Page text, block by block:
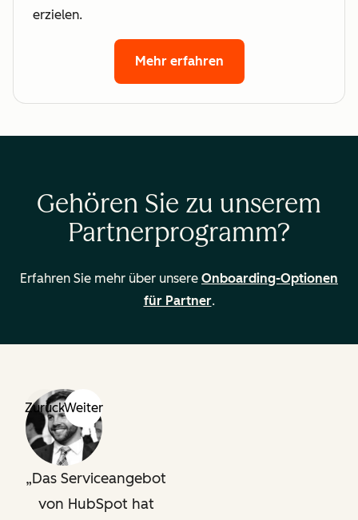
erzielen.
Mehr erfahren
Gehören Sie zu unserem
Partnerprogramm?
Erfahren Sie mehr über unsere Onboarding-Optionen
für Partner.
ZurückWeiter
Das Serviceangebot
von HubSpot hat